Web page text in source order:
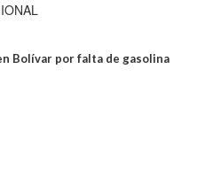
Bolívar por falta de gasolina